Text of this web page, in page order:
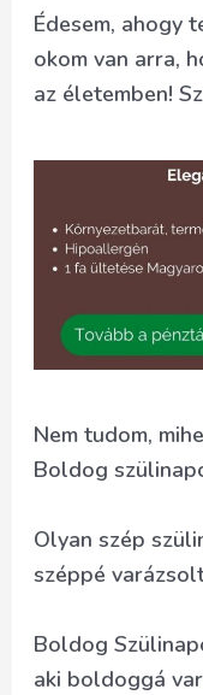
Édesem, ahogy
okom van arra,
az életemben!
Nem tudom,
Boldog
Olyan szép
széppé
Boldog
aki boldoggá